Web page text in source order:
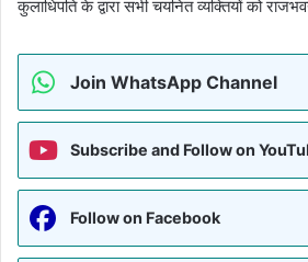
कुलाधिपति के द्वारा सभी चयनित व्यक्तियों को
Join WhatsApp Channel
Subscribe and Follow on
Follow on Facebook